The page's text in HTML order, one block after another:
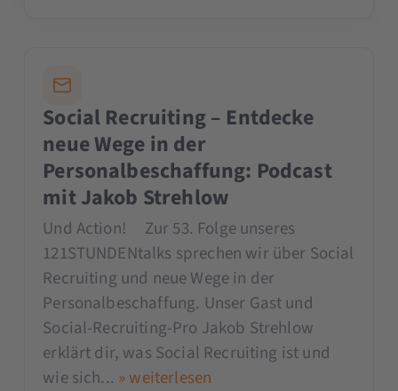
Social Recruiting – Entdecke
neue Wege in der
Personalbeschaffung: Podcast
mit Jakob Strehlow
Und Action! Zur 53. Folge unseres
121STUNDENtalks sprechen wir über Social
Recruiting und neue Wege in der
Personalbeschaffung. Unser Gast und
Social-Recruiting-Pro Jakob Strehlow
erklärt dir, was Social Recruiting ist und
wie sich... » weiterlesen